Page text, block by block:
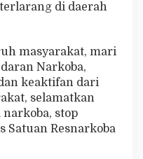
di daerah
masyarakat, mari
Narkoba,
keaktifan dari
selamatkan
stop
Satuan Resnarkoba